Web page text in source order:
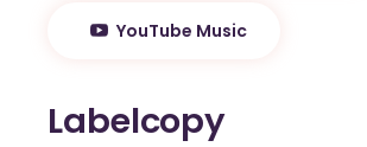
YouTube Music
Labelcopy